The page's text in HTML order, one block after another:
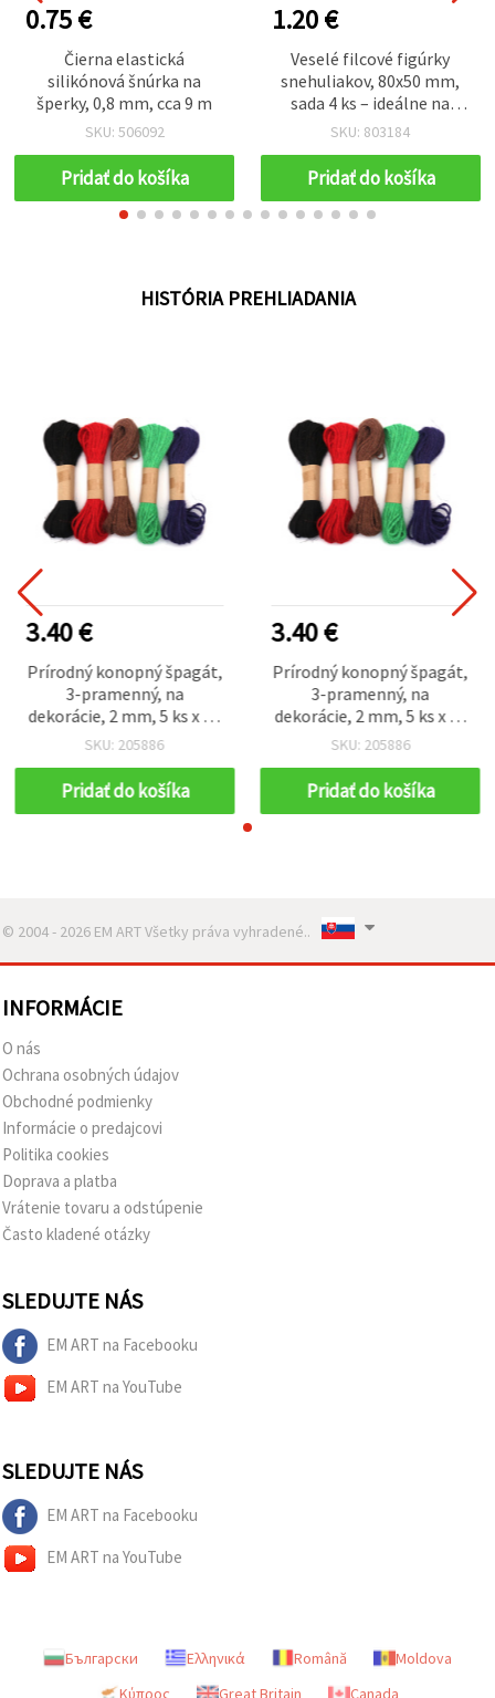
0.75 €
Čierna elastická
silikónová šnúrka na
šperky, 0,8 mm, cca 9 m
SKU: 506092
Pridať do košíka
1.20 €
Veselé filcové figúrky
snehuliakov, 80x50 mm,
sada 4 ks – ideálne na
vianočné dekorácie,
kreatívne DIY nápady
SKU: 803184
Pridať do košíka
HISTÓRIA PREHLIADANIA
3.40 €
Prírodný konopný špagát,
3-pramenný, na
dekorácie, 2 mm, 5 ks x 10
m
SKU: 205886
Pridať do košíka
3.40 €
Prírodný konopný špagát,
3-pramenný, na
dekorácie, 2 mm, 5 ks x 10
m
SKU: 205886
Pridať do košíka
© 2004 - 2026 EM ART Všetky práva vyhradené..
INFORMÁCIE
O nás
Ochrana osobných údajov
Obchodné podmienky
Informácie o predajcovi
Politika cookies
Doprava a platba
Vrátenie tovaru a odstúpenie
Často kladené otázky
SLEDUJTE NÁS
EM ART na Facebooku
EM ART na YouTube
SLEDUJTE NÁS
EM ART na Facebooku
EM ART na YouTube
Български Ελληνικά Română
Moldova
Κύπρος
Great Britain Canada